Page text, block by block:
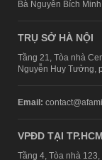
Bà Nguyễn Bích Minh
TRỤ SỞ HÀ NỘI
Tầng 21, Tòa nhà
Nguyễn Huy Tưởng,
Email:
VPĐD TẠI TP.HCM
Tầng 4, Tòa nhà